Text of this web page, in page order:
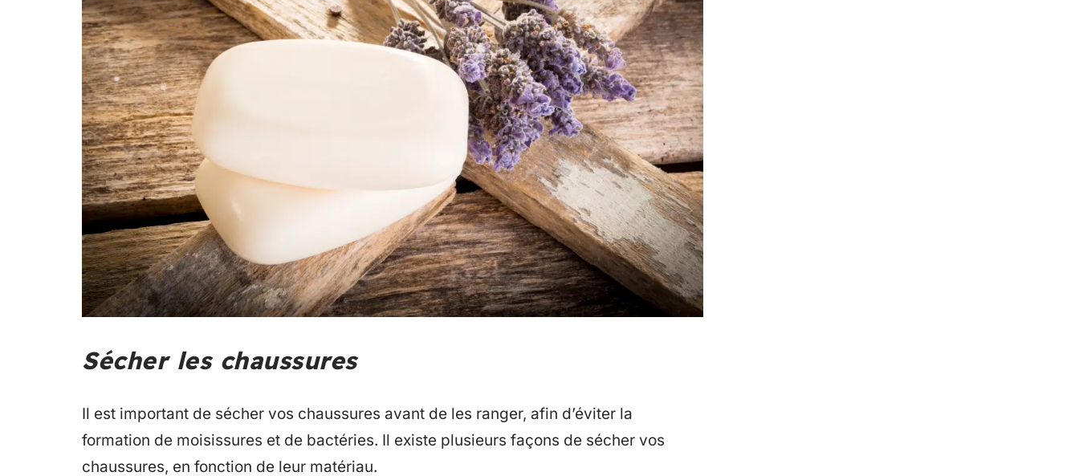
Sécher les chaussures
Il est important de sécher vos chaussures avant de les ranger, afin d’éviter la
formation de moisissures et de bactéries. Il existe plusieurs façons de sécher vos
chaussures, en fonction de leur matériau.